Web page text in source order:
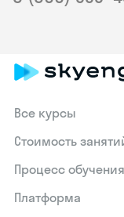
Все курсы
Стоимость
Процесс обучения
Платформа